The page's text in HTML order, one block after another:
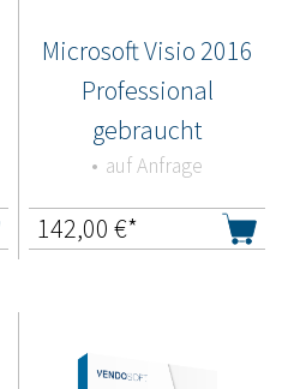
Microsoft Visio 2016
Professional
gebraucht
auf Anfrage
142,00 €*